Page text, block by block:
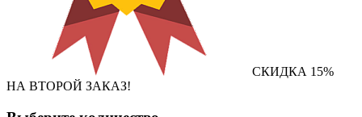
СКИДКА 15%
НА ВТОРОЙ ЗАКАЗ!